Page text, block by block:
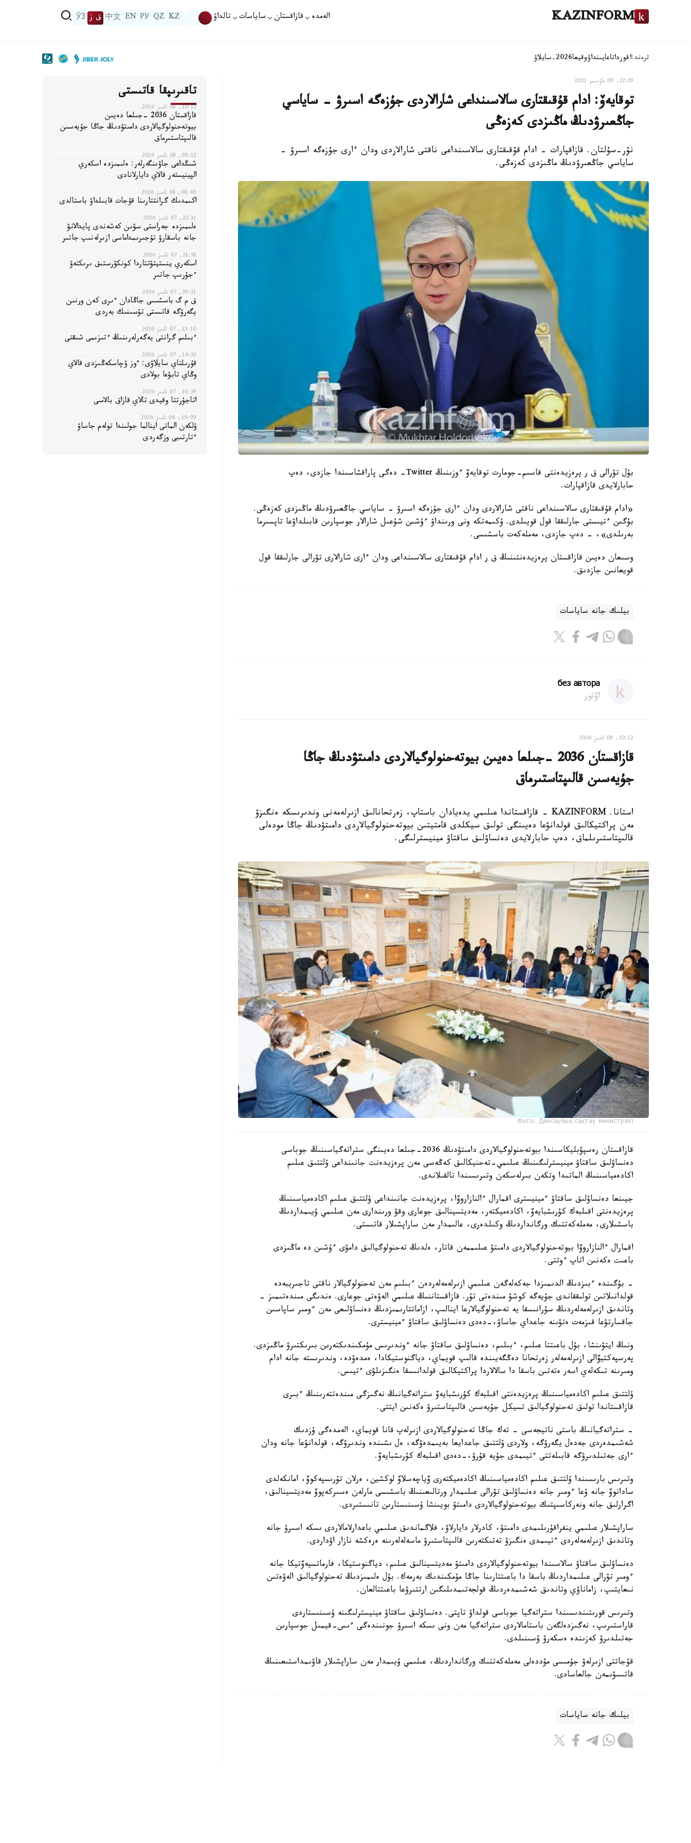
KAZINFORM الەمدە قازاقستان ساياسات تالداۋ KZ
QZ
РУ
EN
中文 ق ز ЎЗ
ترەند:اقورداتاعايىنداۋوقيعا2026-سايلاۋ
22:29, 09 ماۋسىم 2021
توقايەۆ: ادام قۇقىقتارى سالاسىنداعى شارالاردى جۇزەگە اسىرۋ - ساياسي
جاڭعىرۋدىڭ ماڭىزدى كەزەڭى
نۇر-سۇلتان. قازاقپارات - ادام قۇقىقتارى سالاسىنداعى ناقتى شارالاردى ودان ءارى جۇزەگە اسىرۋ -
ساياسي جاڭعىرۋدىڭ ماڭىزدى كەزەڭى.
بۇل تۋرالى ق ر پرەزيدەنتى قاسىم-جومارت توقايەۆ ءوزىنىڭ Twitter- دەگى پاراقشاسىندا جازدى، دەپ
حابارلايدى قازاقپارات.
«ادام قۇقىقتارى سالاسىنداعى ناقتى شارالاردى ودان ءارى جۇزەگە اسىرۋ - ساياسي جاڭعىرۋدىڭ ماڭىزدى كەزەڭى.
بۇگىن ءتيىستى جارلىققا قول قويىلدى. ۇكىمەتكە ونى ورىنداۋ ءۇشىن شۇعىل شارالار جوسپارىن قابىلداۋعا تاپسىرما
بەرىلدى»، - دەپ جازدى، مەملەكەت باسشىسى.
وسىعان دەيىن قازاقستان پرەزيدەنتىنىڭ ق ر ادام قۇقىقتارى سالاسىنداعى ودان ءارى شارالارى تۋرالى جارلىققا قول
قويعانىن جازدىق.
بيلىك جانە ساياسات
без автора
اۆتور
10:12, 08 تامىز 2026
قازاقستان 2036 -جىلعا دەيىن بيوتەحنولوگيالاردى دامىتۋدىڭ جاڭا
جۇيەسىن قالىپتاستىرماق
استانا. KAZINFORM - قازاقستاندا عىلىمي يدەيادان باستاپ، زەرتحانالىق ازىرلەمەنى وندىرىسكە ەنگىزۋ
مەن پراكتيكالىق قولدانۋعا دەيىنگى تولىق سيكلدى قامتيتىن بيوتەحنولوگيالاردى دامىتۋدىڭ جاڭا مودەلى
قالىپتاستىرىلماق، دەپ حابارلايدى دەنساۋلىق ساقتاۋ مينيسترلىگى.
Фото: Денсаулық сақтау министрлігі
قازاقستان رەسپۋبليكاسىندا بيوتەحنولوگيالاردى دامىتۋدىڭ 2036-جىلعا دەيىنگى ستراتەگياسىنىڭ جوباسى
دەنساۋلىق ساقتاۋ مينيسترلىگىنىڭ عىلىمي-تەحنيكالىق كەڭەسى مەن پرەزيدەنت جانىنداعى ۇلتتىق عىلىم
اكادەمياسىنىڭ الماتىدا وتكەن بىرلەسكەن وتىرىسىندا تالقىلاندى.
جيىنعا دەنساۋلىق ساقتاۋ ءمينيسترى اقمارال ءالنازاروۆا، پرەزيدەنت جانىنداعى ۇلتتىق عىلىم اكادەمياسىنىڭ
پرەزيدەنتى اقىلبەك كۇرىشبايەۆ، اكادەميكتەر، مەديتسينالىق جوعارى وقۋ ورىندارى مەن عىلىمي ۇيىمداردىڭ
باسشىلارى، مەملەكەتتىك ورگانداردىڭ وكىلدەرى، عالىمدار مەن ساراپشىلار قاتىستى.
اقمارال ءالنازاروۆا بيوتەحنولوگيالاردى دامىتۋ عىلىممەن قاتار، ەلدىڭ تەحنولوگيالىق دامۋى ءۇشىن دە ماڭىزدى
باعىت ەكەنىن اتاپ ءوتتى.
- بۇگىندە ءبىزدىڭ الدىمىزدا جەكەلەگەن عىلىمي ازىرلەمەلەردەن ءبىلىم مەن تەحنولوگيالار ناقتى تاجىريبەدە
قولدانىلاتىن تولىققاندى جۇيەگە كوشۋ مىندەتى تۇر. قازاقستاننىڭ عىلىمي الەۋەتى جوعارى. ەندىگى مىندەتىمىز -
وتاندىق ازىرلەمەلەردىڭ سۇرانىسقا يە تەحنولوگيالارعا اينالىپ، ازاماتتارىمىزدىڭ دەنساۋلىعى مەن ءومىر ساپاسىن
جاقسارتۋعا قىزمەت ەتۋىنە جاعداي جاساۋ،-دەدى دەنساۋلىق ساقتاۋ ءمينيسترى.
ونىڭ ايتۋىنشا، بۇل باعىتتا عىلىم، ءبىلىم، دەنساۋلىق ساقتاۋ جانە ءوندىرىس مۇمكىندىكتەرىن بىرىكتىرۋ ماڭىزدى.
پەرسپەكتيۆالى ازىرلەمەلەر زەرتحانا دەڭگەيىندە قالىپ قويماي، دياگنوستيكادا، ەمدەۋدە، وندىرىستە جانە ادام
ومىرىنە تىكەلەي اسەر ەتەتىن باسقا دا سالالاردا پراكتيكالىق قولدانىسقا ەنگىزىلۋى ءتيىس.
ۇلتتىق عىلىم اكادەمياسىنىڭ پرەزيدەنتى اقىلبەك كۇرىشبايەۆ ستراتەگيانىڭ نەگىزگى مىندەتتەرىنىڭ ءبىرى
قازاقستاندا تولىق تەحنولوگيالىق تسيكل جۇيەسىن قالىپتاستىرۋ ەكەنىن ايتتى.
- ستراتەگيانىڭ باستى ناتيجەسى - تەك جاڭا تەحنولوگيالاردى ازىرلەپ قانا قويماي، الەمدەگى ۇزدىك
شەشىمدەردى جەدەل يگەرۋگە، ولاردى ۇلتتىق جاعدايعا بەيىمدەۋگە، ەل ىشىندە وندىرۋگە، قولدانۋعا جانە ودان
ءارى جەتىلدىرۋگە قابىلەتتى ءتيىمدى جۇيە قۇرۋ،-دەدى اقىلبەك كۇرىشبايەۆ.
وتىرىس بارىسىندا ۇلتتىق عىلىم اكادەمياسىنىڭ اكادەميكتەرى ۆياچەسلاۆ لوكشين، ەرلان تۇرىسپەكوۆ، امانكەلدى
سادانوۆ جانە ۇعا ءومىر جانە دەنساۋلىق تۋرالى عىلىمدار ورتالىعىنىڭ باسشىسى مارلەن ەسىركەپوۆ مەديتسينالىق،
اگرارلىق جانە ونەركاسىپتىك بيوتەحنولوگيالاردى دامىتۋ بويىنشا ۇسىنىستارىن تانىستىردى.
ساراپشىلار عىلىمي ينفراقۇرىلىمدى دامىتۋ، كادرلار دايارلاۋ، فلاگماندىق عىلىمي باعدارلامالاردى ىسكە اسىرۋ جانە
وتاندىق ازىرلەمەلەردى ءتيىمدى ەنگىزۋ تەتىكتەرىن قالىپتاستىرۋ ماسەلەلەرىنە ەرەكشە نازار اۋداردى.
دەنساۋلىق ساقتاۋ سالاسىندا بيوتەحنولوگيالاردى دامىتۋ مەديتسينالىق عىلىم، دياگنوستيكا، فارماتسيەۆتيكا جانە
ءومىر تۋرالى عىلىمداردىڭ باسقا دا باعىتتارىنا جاڭا مۇمكىندىك بەرمەك. بۇل ەلىمىزدىڭ تەحنولوگيالىق الەۋەتىن
نىعايتىپ، زاماناۋي وتاندىق شەشىمدەردىڭ قولجەتىمدىلىگىن ارتتىرۋعا باعىتتالعان.
وتىرىس قورىتىندىسىندا ستراتەگيا جوباسى قولداۋ تاپتى. دەنساۋلىق ساقتاۋ مينيسترلىگىنە ۇسىنىستاردى
قاراستىرىپ، نەگىزدەلگەن باستامالاردى ستراتەگيا مەن ونى ىسكە اسىرۋ جونىندەگى ءىس-قيمىل جوسپارىن
جەتىلدىرۋ كەزىندە ەسكەرۋ ۇسىنىلدى.
قۇجاتتى ازىرلەۋ جۇمىسى مۇددەلى مەملەكەتتىك ورگانداردىڭ، عىلىمي ۇيىمدار مەن ساراپشىلار قاۋىمداستىعىنىڭ
قاتىسۋىمەن جالعاسادى.
بيلىك جانە ساياسات
تاقىرىپقا قاتىستى
10:12, 08 تامىز 2026
قازاقستان 2036 -جىلعا دەيىن
بيوتەحنولوگيالاردى دامىتۋدىڭ جاڭا جۇيەسىن
قالىپتاستىرماق
09:12, 08 تامىز 2026
شىڭداعى جاۋىنگەرلەر: ەلىمىزدە اسكەري
الپينيستەر قالاي دايارلانادى
08:40, 08 تامىز 2026
اكىمدىك گرانتتارىنا قۇجات قابىلداۋ باستالدى
22:31, 07 تامىز 2026
ەلىمىزدە جەراستى سۋىن كەشەندى پايدالانۋ
جانە باسقارۋ تۇجىرىمداماسى ازىرلەنىپ جاتىر
21:58, 07 تامىز 2026
اسكەري ينستيتۋتتاردا كونكۋرستىق ىرىكتەۋ
ءجۇرىپ جاتىر
20:31, 07 تامىز 2026
ق م گ باسشىسى جاڭادان ءىرى كەن ورنىن
يگەرۋگە قاتىستى تۇسىنىك بەردى
15:10, 07 تامىز 2026
ءبىلىم گرانتى يەگەرلەرىنىڭ ءتىزىمى شىقتى
14:52, 07 تامىز 2026
قۇرىلتاي سايلاۋى: ءوز ۋچاسكەڭىزدى قالاي
وڭاي تابۋعا بولادى
10:39, 07 تامىز 2026
اتاجۇرتتا وقيدى تالاي قازاق بالاسى
19:09, 06 تامىز 2026
ۇلكەن الماتى اينالما جولىندا تولەم جاساۋ
ءتارتىبى وزگەردى